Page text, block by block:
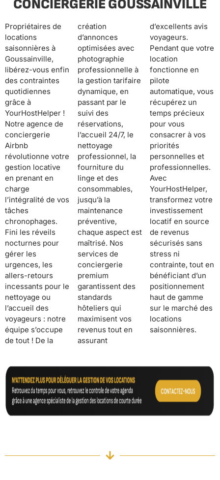
CONCIERGERIE GOUSSAINVILLE
Propriétaires de
locations
saisonnières à
Goussainville,
libérez-vous enfin
des contraintes
quotidiennes
grâce à
YourHostHelper !
Notre agence de
conciergerie
Airbnb
révolutionne votre
gestion locative
en prenant en
charge
l’intégralité de vos
tâches
chronophages.
Fini les réveils
nocturnes pour
gérer les
urgences, les
allers-retours
incessants pour le
nettoyage ou
l’accueil des
voyageurs : notre
équipe s’occupe
de tout ! De la
création
d’annonces
optimisées avec
photographie
professionnelle à
la gestion tarifaire
dynamique, en
passant par le
suivi des
réservations,
l’accueil 24/7, le
nettoyage
professionnel, la
fourniture du
linge et des
consommables,
jusqu’à la
maintenance
préventive,
chaque aspect est
maîtrisé. Nos
services de
conciergerie
premium
garantissent des
standards
hôteliers qui
maximisent vos
revenus tout en
assurant
d’excellents avis
voyageurs.
Pendant que votre
location
fonctionne en
pilote
automatique, vous
récupérez un
temps précieux
pour vous
consacrer à vos
priorités
personnelles et
professionnelles.
Avec
YourHostHelper,
transformez votre
investissement
locatif en source
de revenus
sécurisés sans
stress ni
contrainte, tout en
bénéficiant d’un
positionnement
haut de gamme
sur le marché des
locations
saisonnières.